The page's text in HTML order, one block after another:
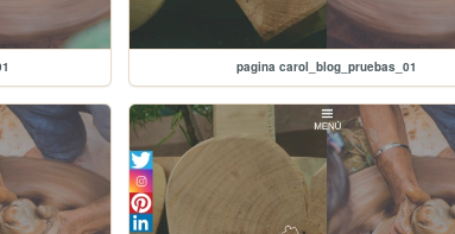
pagina carol_blog_pruebas_01